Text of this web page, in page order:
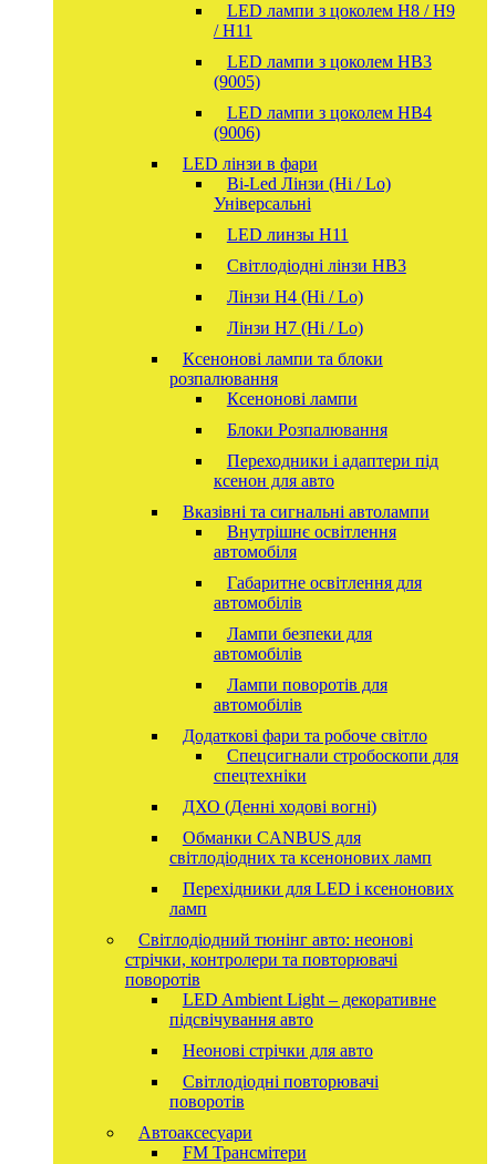
LED лампи з цоколем H8 / H9
/ H11
LED лампи з цоколем HB3
(9005)
LED лампи з цоколем HB4
(9006)
LED лінзи в фари
Bi-Led Лінзи (Hi / Lo)
Універсальні
LED линзы H11
Світлодіодні лінзи HB3
Лінзи Н4 (Hi / Lo)
Лінзи Н7 (Hi / Lo)
Ксенонові лампи та блоки
розпалювання
Ксенонові лампи
Блоки Розпалювання
Переходники і адаптери під
ксенон для авто
Вказівні та сигнальні автолампи
Внутрішнє освітлення
автомобіля
Габаритне освітлення для
автомобілів
Лампи безпеки для
автомобілів
Лампи поворотів для
автомобілів
Додаткові фари та робоче світло
Спецсигнали стробоскопи для
спецтехніки
ДХО (Денні ходові вогні)
Обманки CANBUS для
світлодіодних та ксенонових ламп
Перехідники для LED і ксенонових
ламп
Світлодіодний тюнінг авто: неонові
стрічки, контролери та повторювачі
поворотів
LED Ambient Light – декоративне
підсвічування авто
Неонові стрічки для авто
Світлодіодні повторювачі
поворотів
Автоаксесуари
FM Трансмітери